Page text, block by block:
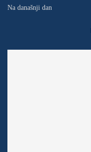
Na današnji dan